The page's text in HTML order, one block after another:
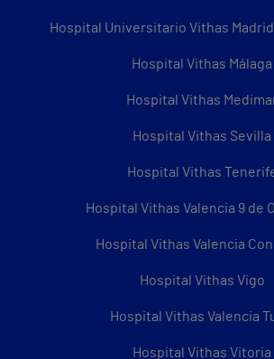
Hospital Universitario Vithas
Hospital Vithas Málaga
Hospital Vithas
Hospital Vithas Sevilla
Hospital Vithas
Hospital Vithas Valencia 9 de
Hospital Vithas Valencia
Hospital Vithas Vigo
Hospital Vithas Valencia
Hospital Vithas Vitoria